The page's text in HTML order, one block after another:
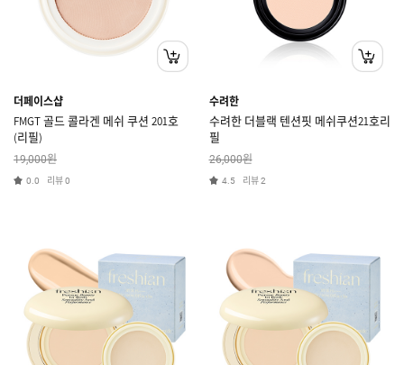
더페이스샵
FMGT 골드 콜라겐 메쉬 쿠션 201호
(리필)
19,000원
0.0 리뷰0
수려한
수려한 더블랙 텐션핏 메쉬쿠션21호리
필
26,000원
4.5 리뷰2